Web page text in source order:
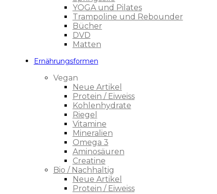
YOGA und Pilates
Trampoline und Rebounder
Bücher
DVD
Matten
Ernährungsformen
Vegan
Neue Artikel
Protein / Eiweiss
Kohlenhydrate
Riegel
Vitamine
Mineralien
Omega 3
Aminosäuren
Creatine
Bio / Nachhaltig
Neue Artikel
Protein / Eiweiss